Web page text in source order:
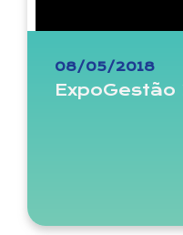
08/05/2018
ExpoGestão